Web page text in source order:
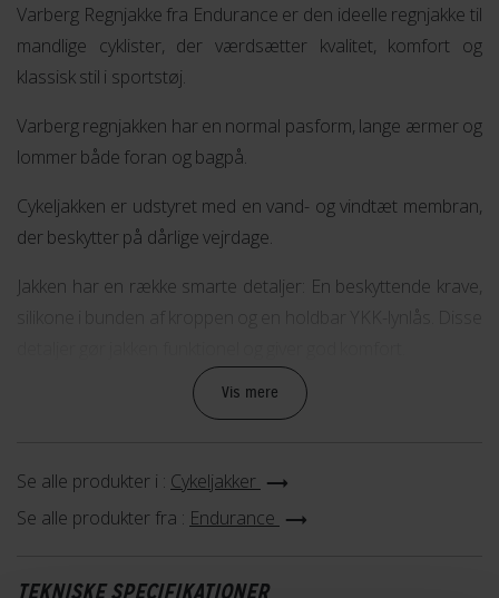
Varberg Regnjakke fra Endurance er den ideelle regnjakke til
mandlige cyklister, der værdsætter kvalitet, komfort og
klassisk stil i sportstøj.
Varberg regnjakken har en normal pasform, lange ærmer og
lommer både foran og bagpå.
Cykeljakken er udstyret med en vand- og vindtæt membran,
der beskytter på dårlige vejrdage.
Jakken har en række smarte detaljer: En beskyttende krave,
silikone i bunden af kroppen og en holdbar YKK-lynlås. Disse
Jakken er udstyret med en aftagelige hætte med snøre, så
Reflekser integreret cykeljakkens design gør jakken
sikkerhedsskabende, da den øger cyklistens synlighed på
Vis mere
Se alle produkter i : Cykeljakker
Se alle produkter fra : Endurance
TEKNISKE SPECIFIKATIONER